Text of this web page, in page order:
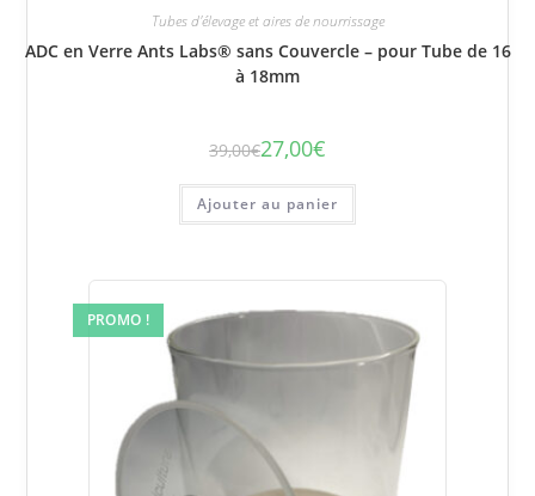
Tubes d'élevage et aires de nourrissage
ADC en Verre Ants Labs® sans Couvercle – pour Tube de 16
à 18mm
39,00€ Le
initial
était :
39,00€.
27,00€
Le
actuel
est :
27,00€.
Ajouter au panier
PROMO !